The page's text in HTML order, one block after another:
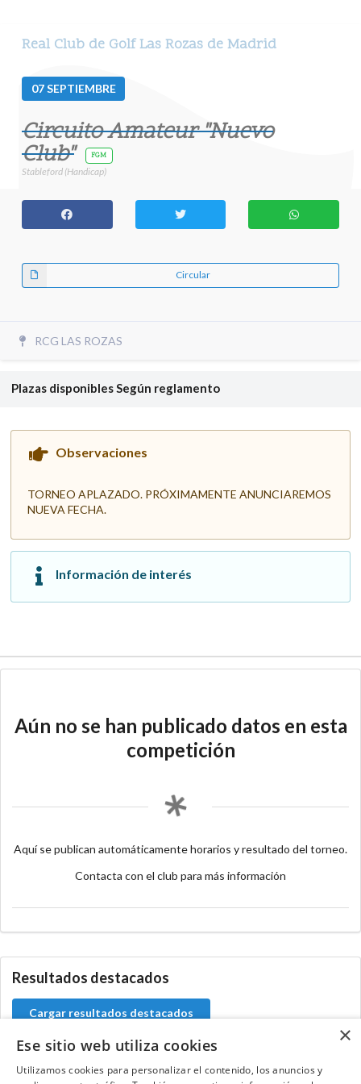
Real Club de Golf Las Rozas de Madrid
07SEPTIEMBRE
Circuito Amateur "Nuevo
Club" FGM
Stableford (Handicap)
Circular
RCG LAS ROZAS
Plazas disponiblesSegún reglamento
Observaciones
TORNEO APLAZADO. PRÓXIMAMENTE ANUNCIAREMOS
NUEVA FECHA.
Información de interés
Aún no se han publicado datos en esta
competición
Aquí se publican automáticamente horarios y resultado del torneo.
Contacta con el club para más información
Resultados destacados
Cargar resultados destacados
×
Ese sitio web utiliza cookies
Utilizamos cookies para personalizar el contenido, los anuncios y